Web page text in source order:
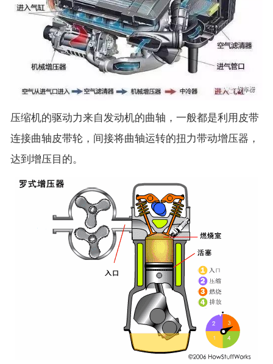
压缩机的驱动力来自发动机的曲轴，一般都是利用皮带
连接曲轴皮带轮，间接将曲轴运转的扭力带动增压器，
达到增压目的。